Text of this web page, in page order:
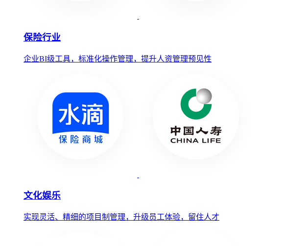
保险行业
企业BI级工具，标准化操作管理，提升人资管理预见性
文化娱乐
实现灵活、精细的项目制管理，升级员工体验，留住人才